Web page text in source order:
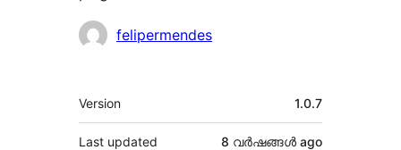
Contributors
felipermendes
Meta
Version 1.0.7
Last updated 8 വര്‍ഷങ്ങള്‍ ago